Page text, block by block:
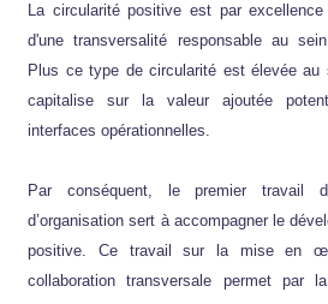
La circularité positive est par
d'une transversalité responsable au
Plus ce type de circularité est élevée au
capitalise sur la valeur ajoutée
interfaces opérationnelles.
Par conséquent, le premier travail
d’organisation sert à accompagner le
positive. Ce travail sur la mise en
collaboration transversale permet par